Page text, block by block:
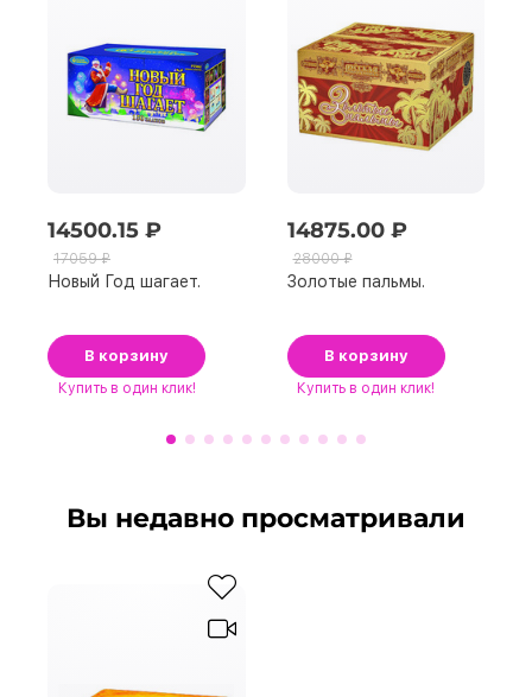
14500.15 ₽
17059 ₽
Новый Год шагает.
В корзину
Купить в один клик!
14875.00 ₽
28000 ₽
Золотые пальмы.
В корзину
Купить в один клик!
Вы недавно просматривали